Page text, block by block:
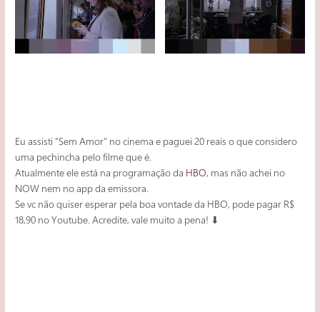
Eu assisti “Sem Amor” no cinema e paguei 20 reais o que considero
uma pechincha pelo filme que é.
Atualmente ele está na programação da HBO, mas não achei no
NOW nem no app da emissora.
Se vc não quiser esperar pela boa vontade da HBO, pode pagar R$
18,90 no Youtube. Acredite, vale muito a pena! ⬇